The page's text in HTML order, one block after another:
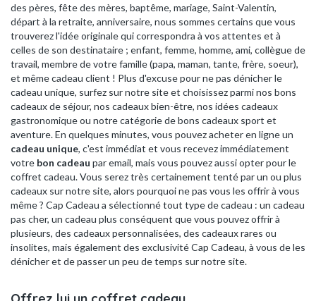
des pères, fête des mères, baptême, mariage, Saint-Valentin,
départ à la retraite, anniversaire, nous sommes certains que vous
trouverez l'idée originale qui correspondra à vos attentes et à
celles de son destinataire ; enfant, femme, homme, ami, collègue de
travail, membre de votre famille (papa, maman, tante, frère, soeur),
et même cadeau client ! Plus d'excuse pour ne pas dénicher le
cadeau unique, surfez sur notre site et choisissez parmi nos bons
cadeaux de séjour, nos cadeaux bien-être, nos idées cadeaux
gastronomique ou notre catégorie de bons cadeaux sport et
aventure. En quelques minutes, vous pouvez acheter en ligne un
cadeau unique, c'est immédiat et vous recevez immédiatement
votre bon cadeau par email, mais vous pouvez aussi opter pour le
coffret cadeau. Vous serez très certainement tenté par un ou plus
cadeaux sur notre site, alors pourquoi ne pas vous les offrir à vous
même ? Cap Cadeau a sélectionné tout type de cadeau : un cadeau
pas cher, un cadeau plus conséquent que vous pouvez offrir à
plusieurs, des cadeaux personnalisées, des cadeaux rares ou
insolites, mais également des exclusivité Cap Cadeau, à vous de les
dénicher et de passer un peu de temps sur notre site.